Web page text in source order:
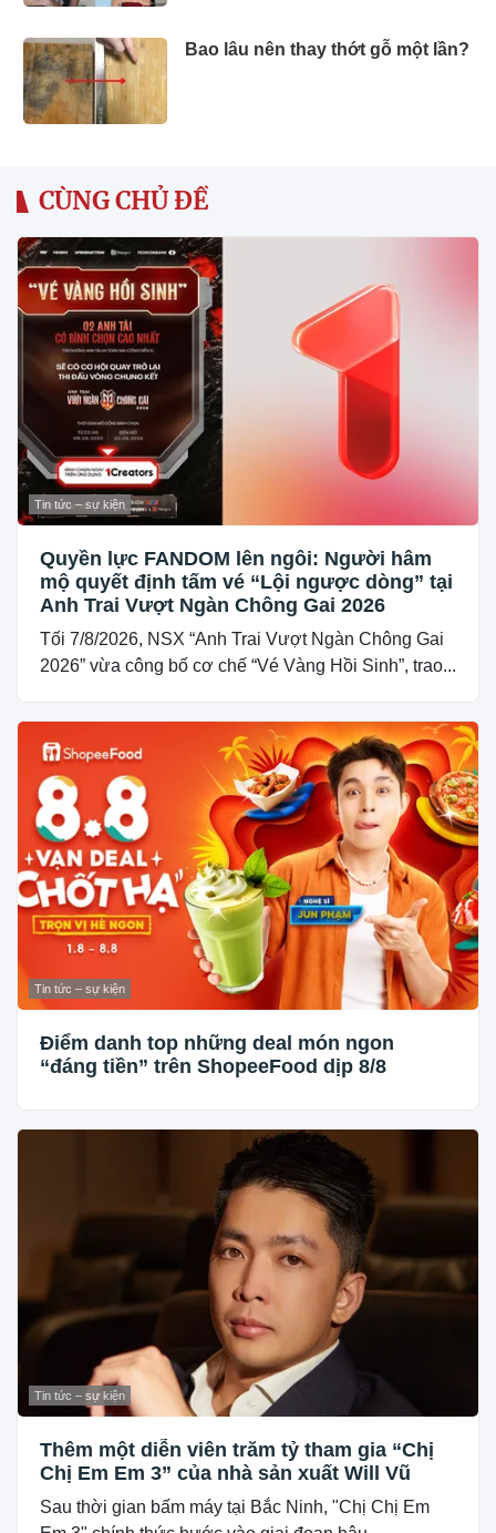
Bao lâu nên thay thớt gỗ một lần?
CÙNG CHỦ ĐỀ
Tin tức – sự kiện
Quyền lực FANDOM lên ngôi: Người hâm
mộ quyết định tấm vé “Lội ngược dòng” tại
Anh Trai Vượt Ngàn Chông Gai 2026
Tối 7/8/2026, NSX “Anh Trai Vượt Ngàn Chông Gai
2026” vừa công bố cơ chế “Vé Vàng Hồi Sinh”, trao...
Tin tức – sự kiện
Điểm danh top những deal món ngon
“đáng tiền” trên ShopeeFood dịp 8/8
Tin tức – sự kiện
Thêm một diễn viên trăm tỷ tham gia “Chị
Chị Em Em 3” của nhà sản xuất Will Vũ
Sau thời gian bấm máy tại Bắc Ninh, "Chị Chị Em